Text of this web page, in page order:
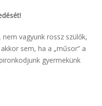
vagyunk rossz szülők,
sem, ha a „műsor” a
gyermekünk